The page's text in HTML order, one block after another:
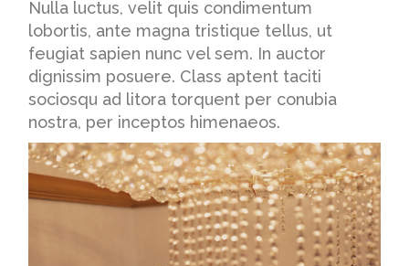
Nulla luctus, velit quis condimentum
lobortis, ante magna tristique tellus, ut
feugiat sapien nunc vel sem. In auctor
dignissim posuere. Class aptent taciti
sociosqu ad litora torquent per conubia
nostra, per inceptos himenaeos.